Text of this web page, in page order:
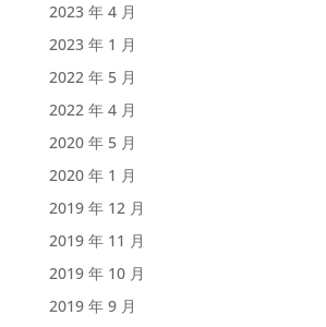
2023 年 4 月
2023 年 1 月
2022 年 5 月
2022 年 4 月
2020 年 5 月
2020 年 1 月
2019 年 12 月
2019 年 11 月
2019 年 10 月
2019 年 9 月